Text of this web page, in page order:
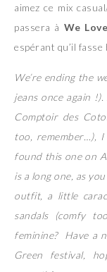
aimez ce mix
passera à We
espérant qu’il
We’re ending the
jeans once again
Comptoir des
too, remember…),
found this one on
is a long one, as
outfit, a little
sandals (comfy
feminine? Have a
Green festival,